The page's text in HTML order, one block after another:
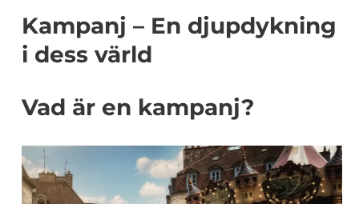
Kampanj – En djupdykning
i dess värld
Vad är en kampanj?